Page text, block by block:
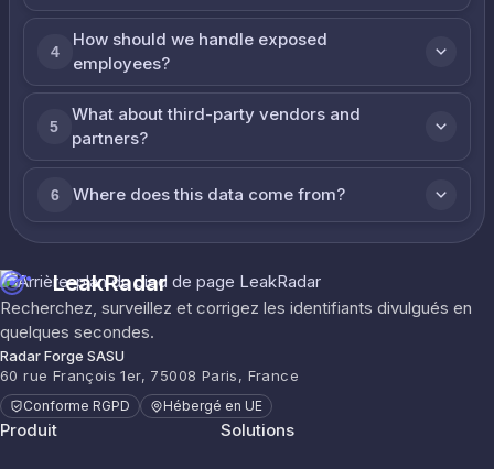
4
How should we handle exposed
employees?
5
What about third-party vendors and
partners?
6 Where does this data come from?
LeakRadar
Recherchez, surveillez et corrigez les identifiants divulgués en
quelques secondes.
Radar Forge SASU
60 rue François 1er, 75008 Paris, France
Conforme RGPD Hébergé en UE
Produit Solutions